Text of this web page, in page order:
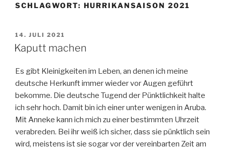
SCHLAGWORT: HURRIKANSAISON 2021
VERÖFFENTLICHT
AM
14. JULI 2021
Kaputt machen
Es gibt Kleinigkeiten im Leben, an denen ich meine
deutsche Herkunft immer wieder vor Augen geführt
bekomme. Die deutsche Tugend der Pünktlichkeit halte
ich sehr hoch. Damit bin ich einer unter wenigen in Aruba.
Mit Anneke kann ich mich zu einer bestimmten Uhrzeit
verabreden. Bei ihr weiß ich sicher, dass sie pünktlich sein
wird, meistens ist sie sogar vor der vereinbarten Zeit am